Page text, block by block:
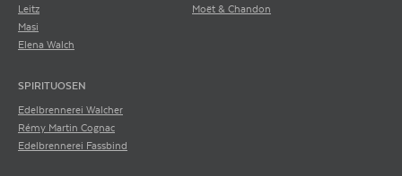
Leitz
Masi
Elena Walch
Moët & Chandon
SPIRITUOSEN
Edelbrennerei Walcher
Rémy Martin Cognac
Edelbrennerei Fassbind